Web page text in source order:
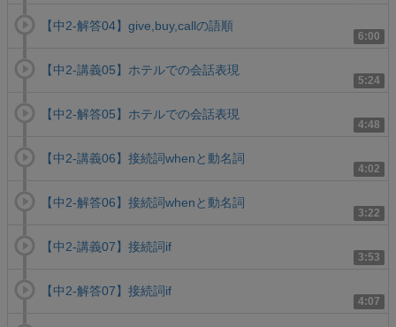
6:00
【中2-解答04】give,buy,callの語順
5:24
【中2-講義05】ホテルでの会話表現
4:48
【中2-解答05】ホテルでの会話表現
4:02
【中2-講義06】接続詞whenと動名詞
3:22
【中2-解答06】接続詞whenと動名詞
3:53
【中2-講義07】接続詞if
4:07
【中2-解答07】接続詞if